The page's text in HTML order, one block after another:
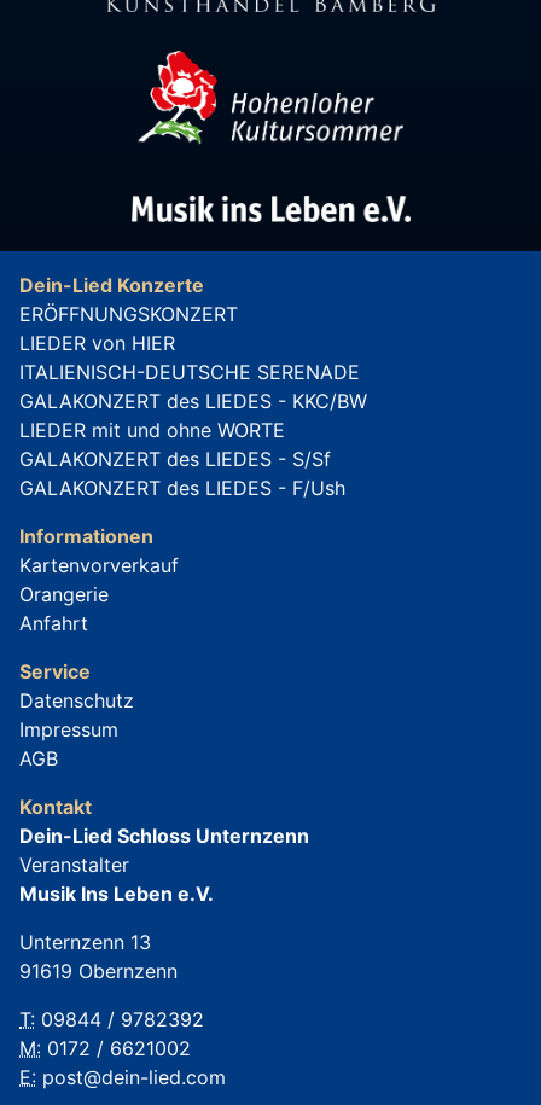
Dein-Lied Konzerte
ERÖFFNUNGSKONZERT
LIEDER von HIER
ITALIENISCH-DEUTSCHE SERENADE
GALAKONZERT des LIEDES - KKC/BW
LIEDER mit und ohne WORTE
GALAKONZERT des LIEDES - S/Sf
GALAKONZERT des LIEDES - F/Ush
Informationen
Kartenvorverkauf
Orangerie
Anfahrt
Service
Datenschutz
Impressum
AGB
Kontakt
Dein-Lied Schloss Unternzenn
Veranstalter
Musik Ins Leben e.V.
Unternzenn 13
91619 Obernzenn
T: 09844 / 9782392
M: 0172 / 6621002
E: post@dein-lied.com